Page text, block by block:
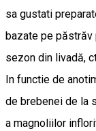
sa gustati
bazate pe
sezon din livadă,
In functie de
de brebenei de la
a magnoliilor